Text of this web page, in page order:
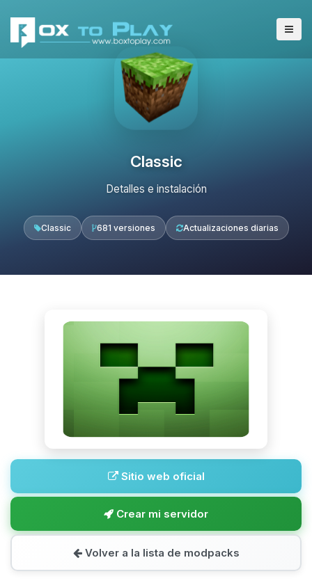
Classic
Detalles e instalación
Classic 681 versiones Actualizaciones diarias
Sitio web oficial
Crear mi servidor
Volver a la lista de modpacks